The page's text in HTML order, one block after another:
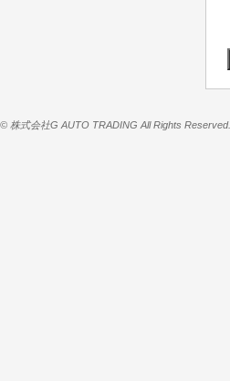
© 株式会社G AUTO TRADING All Rights Reserved.